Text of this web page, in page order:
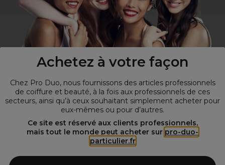
Achetez à votre façon
Chez Pro Duo, nous fournissons des articles professionnels
de coiffure et beauté, à la fois aux professionnels de ces
secteurs, ainsi qu’à ceux souhaitant simplement acheter pour
eux-mêmes ou pour d’autres.
Ce site est réservé aux clients professionnels,
mais tout le monde peut acheter sur pro-duo-
particulier.fr
Visitez notre site pour les particuliers!
Spécialiste de la coiffure et de la beauté, nous vous proposons une
large sélection de produits professionnels pour la coiffure et
Duo le fournisseur incontournable des salons de coiffure et instituts